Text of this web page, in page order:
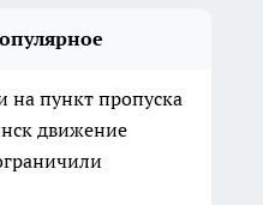
на пункт пропуска
движение